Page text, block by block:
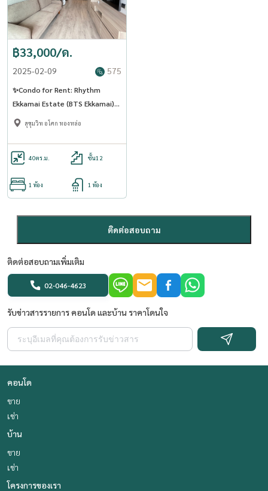
฿33,000/ด.
2025-02-09 575
✨Condo for Rent: Rhythm
Ekkamai Estate (BTS Ekkamai)
AP-02 line : @condo91
สุขุมวิท อโศก ทองหล่อ
40ตร.ม. ชั้น12
1 ห้อง 1 ห้อง
ติดต่อสอบถาม
ติดต่อสอบถามเพิ่มเติม
02-046-4623
รับข่าวสารรายการ คอนโด และบ้าน ราคาโดนใจ
คอนโด
ขาย
เช่า
บ้าน
ขาย
เช่า
โครงการของเรา